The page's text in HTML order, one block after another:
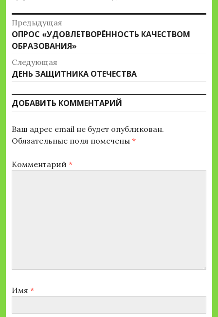
Навигация
по
записям
Предыдущая
Предыдущая
запись:
ОПРОС «УДОВЛЕТВОРЁННОСТЬ КАЧЕСТВОМ
ОБРАЗОВАНИЯ»
Следующая
Следующая
запись:
ДЕНЬ ЗАЩИТНИКА ОТЕЧЕСТВА
ДОБАВИТЬ КОММЕНТАРИЙ
Ваш адрес email не будет опубликован.
Обязательные поля помечены *
Комментарий *
Имя *